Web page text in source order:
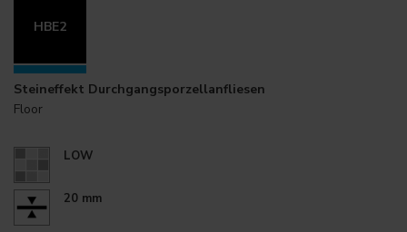
HBE2
Steineffekt Durchgangsporzellanfliesen
Floor
LOW
20 mm